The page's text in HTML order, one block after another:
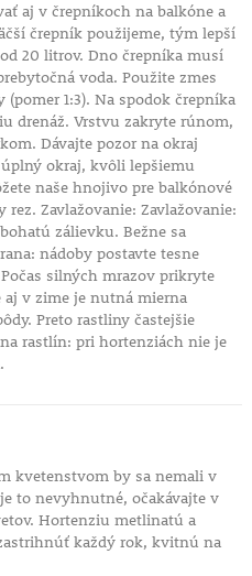
aj v črepníkoch na balkóne a
črepník použijeme, tým lepší
20 litrov. Dno črepníka musí
voda. Použite zmes
1:3). Na spodok črepníka
drenáž. Vrstvu zakryte rúnom,
Dávajte pozor na okraj
okraj, kvôli lepšiemu
naše hnojivo pre balkónové
Zavlažovanie: Zavlažovanie:
zálievku. Bežne sa
nádoby postavte tesne
silných mrazov prikryte
aj v zime je nutná mierna
Preto rastliny častejšie
rastlín: pri hortenziách nie je
kvetenstvom by sa nemali v
to nevyhnutné, očakávajte v
Hortenziu metlinatú a
každý rok, kvitnú na